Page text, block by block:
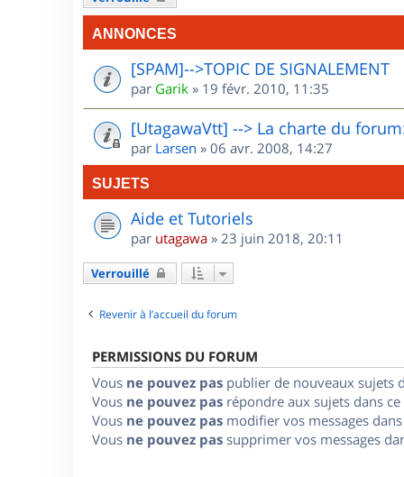
ANNONCES
[SPAM]-->TOPIC DE SIGNALEMENT
par Garik » 19 févr. 2010, 11:35
[UtagawaVtt] --> La charte du
par Larsen » 06 avr. 2008, 14:27
SUJETS
Aide et Tutoriels
par utagawa » 23 juin 2018, 20:11
Verrouillé
Revenir à l’accueil du forum
PERMISSIONS DU FORUM
Vous ne pouvez pas publier de nouveaux sujets
Vous ne pouvez pas répondre aux sujets dans
Vous ne pouvez pas modifier vos messages
Vous ne pouvez pas supprimer vos messages